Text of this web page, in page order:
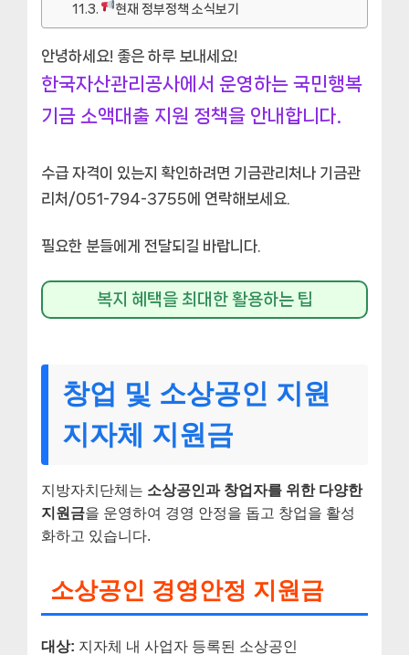
현재 정부정책 소식보기
안녕하세요! 좋은 하루 보내세요!
한국자산관리공사에서 운영하는 국민행복
기금 소액대출 지원 정책을 안내합니다.
수급 자격이 있는지 확인하려면 기금관리처나 기금관
리처/051-794-3755에 연락해보세요.
필요한 분들에게 전달되길 바랍니다.
복지 혜택을 최대한 활용하는 팁
창업 및 소상공인 지원
지자체 지원금
지방자치단체는 소상공인과 창업자를 위한 다양한
지원금을 운영하여 경영 안정을 돕고 창업을 활성
화하고 있습니다.
소상공인 경영안정 지원금
대상: 지자체 내 사업자 등록된 소상공인